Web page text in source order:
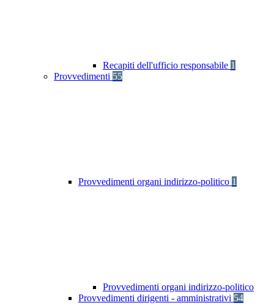
Recapiti dell'ufficio responsabile 1
Provvedimenti 55
Provvedimenti organi indirizzo-politico 1
Provvedimenti organi indirizzo-politico
Provvedimenti dirigenti - amministrativi 54